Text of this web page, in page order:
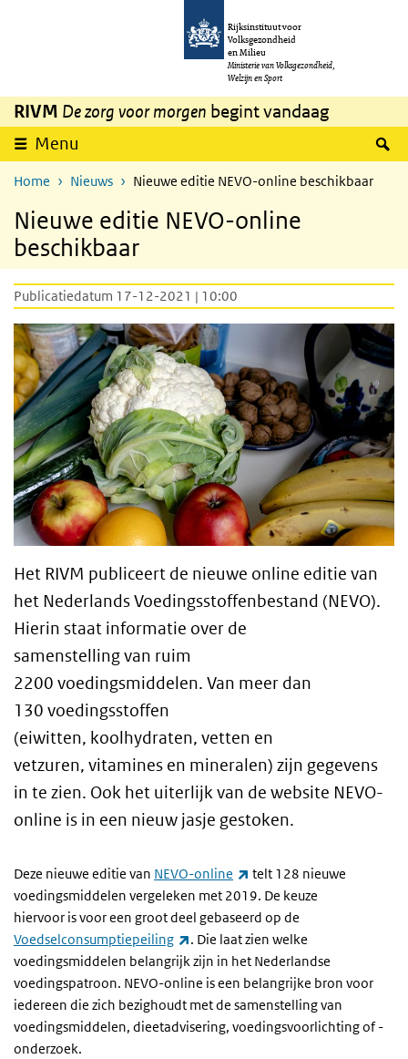
Overslaan en naar de inhoud gaan
Rijksinstituut voor
Volksgezondheid
en Milieu
Ministerie van Volksgezondheid,
Welzijn en Sport
RIVM De zorg voor morgen begint vandaag
Menu
Home Nieuws Nieuwe editie NEVO-online beschikbaar
Nieuwe editie NEVO-online
beschikbaar
Publicatiedatum 17-12-2021 | 10:00
Het RIVM publiceert de nieuwe online editie van
het Nederlands Voedingsstoffenbestand (NEVO).
Hierin staat informatie over de
samenstelling van ruim
2200 voedingsmiddelen. Van meer dan
130 voedingsstoffen
(eiwitten, koolhydraten, vetten en
vetzuren, vitamines en mineralen) zijn gegevens
in te zien. Ook het uiterlijk van de website NEVO-
online is in een nieuw jasje gestoken.
Deze nieuwe editie van NEVO-online (externe link)
telt 128 nieuwe
voedingsmiddelen vergeleken met 2019. De keuze
hiervoor is voor een groot deel gebaseerd op de
Voedselconsumptiepeiling
(externe link)
. Die laat zien welke
voedingsmiddelen belangrijk zijn in het Nederlandse
voedingspatroon. NEVO-online is een belangrijke bron voor
iedereen die zich bezighoudt met de samenstelling van
voedingsmiddelen, dieetadvisering, voedingsvoorlichting of -
onderzoek.